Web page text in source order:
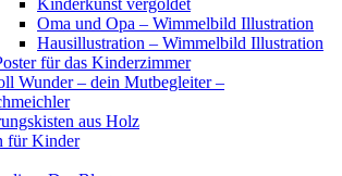
Kinderkunst vergoldet
Oma und Opa – Wimmelbild Illustration
Hausillustration – Wimmelbild Illustration
für das Kinderzimmer
Wunder – dein Mutbegleiter –
aus Holz
für Kinder